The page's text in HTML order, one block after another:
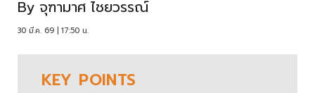
By จุฑามาศ ไชยวรรณ์
30 มี.ค. 69 | 17:50 น.
KEY POINTS